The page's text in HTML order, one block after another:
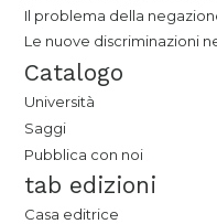
Il problema della
Le nuove discriminazioni
Catalogo
Università
Saggi
Pubblica con noi
tab edizioni
Casa editrice